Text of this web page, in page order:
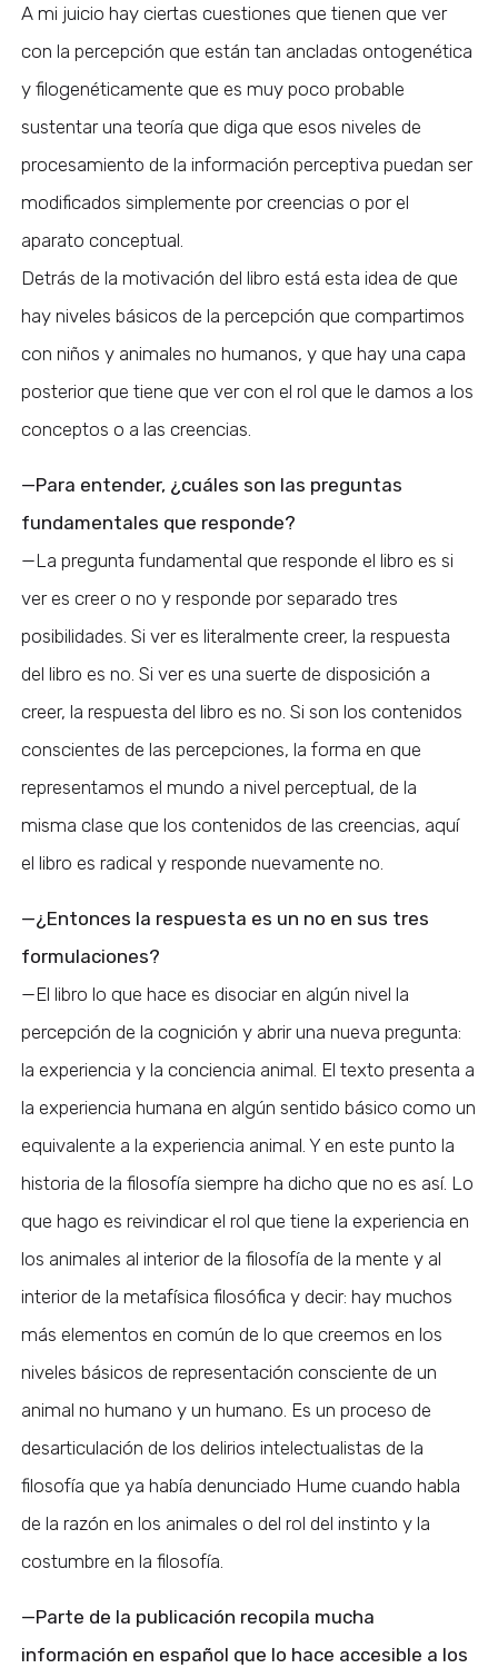
A mi juicio hay ciertas cuestiones que tienen que ver
con la percepción que están tan ancladas ontogenética
y filogenéticamente que es muy poco probable
sustentar una teoría que diga que esos niveles de
procesamiento de la información perceptiva puedan ser
modificados simplemente por creencias o por el
aparato conceptual.
Detrás de la motivación del libro está esta idea de que
hay niveles básicos de la percepción que compartimos
con niños y animales no humanos, y que hay una capa
posterior que tiene que ver con el rol que le damos a los
conceptos o a las creencias.
—Para entender, ¿cuáles son las preguntas
fundamentales que responde?
—La pregunta fundamental que responde el libro es si
ver es creer o no y responde por separado tres
posibilidades. Si ver es literalmente creer, la respuesta
del libro es no. Si ver es una suerte de disposición a
creer, la respuesta del libro es no. Si son los contenidos
conscientes de las percepciones, la forma en que
representamos el mundo a nivel perceptual, de la
misma clase que los contenidos de las creencias, aquí
el libro es radical y responde nuevamente no.
—¿Entonces la respuesta es un no en sus tres
formulaciones?
—El libro lo que hace es disociar en algún nivel la
percepción de la cognición y abrir una nueva pregunta:
la experiencia y la conciencia animal. El texto presenta a
la experiencia humana en algún sentido básico como un
equivalente a la experiencia animal. Y en este punto la
historia de la filosofía siempre ha dicho que no es así. Lo
que hago es reivindicar el rol que tiene la experiencia en
los animales al interior de la filosofía de la mente y al
interior de la metafísica filosófica y decir: hay muchos
más elementos en común de lo que creemos en los
niveles básicos de representación consciente de un
animal no humano y un humano. Es un proceso de
desarticulación de los delirios intelectualistas de la
filosofía que ya había denunciado Hume cuando habla
de la razón en los animales o del rol del instinto y la
costumbre en la filosofía.
—Parte de la publicación recopila mucha
información en español que lo hace accesible a los